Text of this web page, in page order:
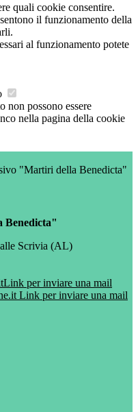
quali cookie consentire.
il funzionamento della
al funzionamento potete
non possono essere
nella pagina della cookie
"Martiri della Benedicta"
Benedicta"
Scrivia (AL)
Link per inviare una mail
Link per inviare una mail